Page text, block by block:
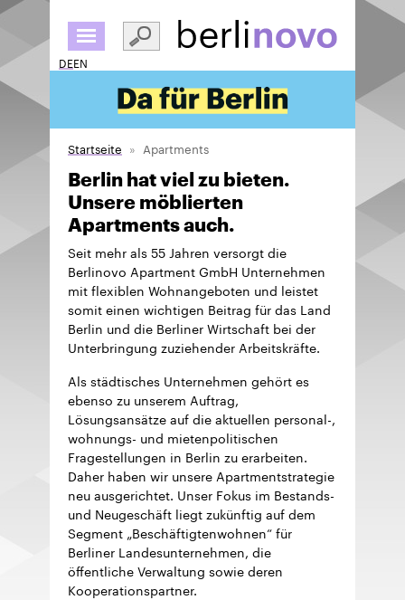
zum
Inhalt
DEEN
Startseite Apartments
Berlin hat viel zu bieten.
Unsere möblierten
Apartments auch.
Seit mehr als 55 Jahren versorgt die
Berlinovo Apartment GmbH Unternehmen
mit flexiblen Wohnangeboten und leistet
somit einen wichtigen Beitrag für das Land
Berlin und die Berliner Wirtschaft bei der
Unterbringung zuziehender Arbeitskräfte.
Als städtisches Unternehmen gehört es
ebenso zu unserem Auftrag,
Lösungsansätze auf die aktuellen personal-,
wohnungs- und mietenpolitischen
Fragestellungen in Berlin zu erarbeiten.
Daher haben wir unsere Apartmentstrategie
neu ausgerichtet. Unser Fokus im Bestands-
und Neugeschäft liegt zukünftig auf dem
Segment „Beschäftigtenwohnen“ für
Berliner Landesunternehmen, die
öffentliche Verwaltung sowie deren
Kooperationspartner.